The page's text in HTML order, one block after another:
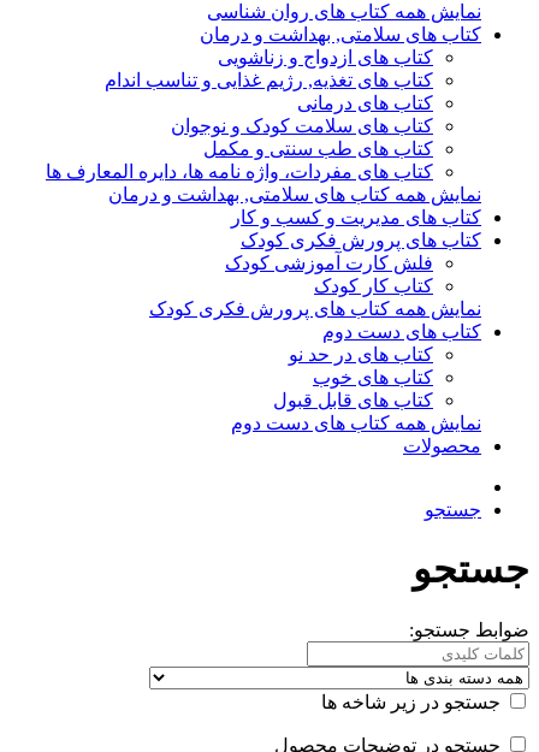
نمایش همه کتاب های روان شناسی
کتاب های سلامتی, بهداشت و درمان
کتاب های ازدواج و زناشویی
کتاب های تغذیه, رژیم غذایی و تناسب اندام
کتاب های درمانی
کتاب های سلامت کودک و نوجوان
کتاب های طب سنتی و مکمل
کتاب های مفردات، واژه نامه ها، دایره المعارف ها
نمایش همه کتاب های سلامتی, بهداشت و درمان
کتاب های مدیریت و کسب و کار
کتاب های پرورش فکری کودک
فلش کارت آموزشی کودک
کتاب کار کودک
نمایش همه کتاب های پرورش فکری کودک
کتاب های دست دوم
کتاب های در حد نو
کتاب های خوب
کتاب های قابل قبول
نمایش همه کتاب های دست دوم
محصولات
جستجو
جستجو
ضوابط جستجو:
جستجو در زیر شاخه ها
جستجو در توضیحات محصول